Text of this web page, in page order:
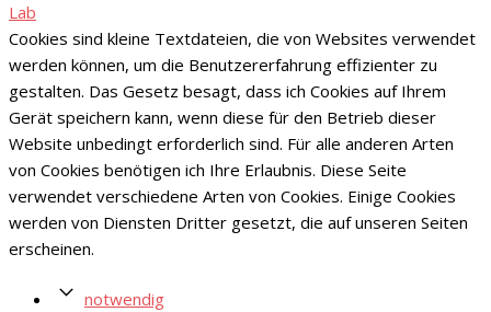
Lab
Cookies sind kleine Textdateien, die von Websites verwendet
werden können, um die Benutzererfahrung effizienter zu
gestalten. Das Gesetz besagt, dass ich Cookies auf Ihrem
Gerät speichern kann, wenn diese für den Betrieb dieser
Website unbedingt erforderlich sind. Für alle anderen Arten
von Cookies benötigen ich Ihre Erlaubnis. Diese Seite
verwendet verschiedene Arten von Cookies. Einige Cookies
werden von Diensten Dritter gesetzt, die auf unseren Seiten
erscheinen.
notwendig